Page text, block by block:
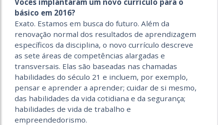
Vocês implantaram um novo currículo para o
básico em 2016?
Exato. Estamos em busca do futuro. Além da
renovação normal dos resultados de aprendizagem
específicos da disciplina, o novo currículo descreve
as sete áreas de competências alargadas e
transversais. Elas são baseadas nas chamadas
habilidades do século 21 e incluem, por exemplo,
pensar e aprender a aprender; cuidar de si mesmo,
das habilidades da vida cotidiana e da segurança;
habilidades de vida de trabalho e
empreendedorismo.